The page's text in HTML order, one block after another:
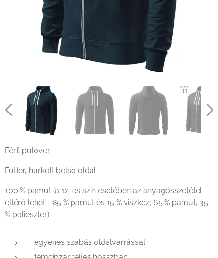
Férfi pulóver
Futter, hurkolt belső oldal
100 % pamut (a 12-es szín esetében az anyagösszetétel
eltérő lehet - 85 % pamut és 15 % viszkóz; 65 % pamut, 35
% poliészter)
egyenes szabás oldalvarrással